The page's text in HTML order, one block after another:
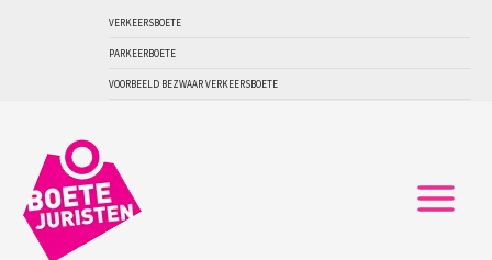
VERKEERSBOETE
PARKEERBOETE
VOORBEELD BEZWAAR VERKEERSBOETE